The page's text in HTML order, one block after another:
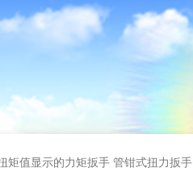
矩值显示的力矩扳手 管钳式扭力扳手